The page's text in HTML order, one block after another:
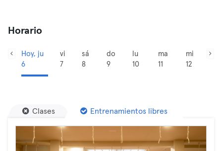
Horario
Hoy, ju
6
vi
7
sá
8
do
9
lu
10
ma
11
mi
12
Clases Entrenamientos libres